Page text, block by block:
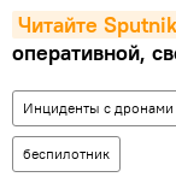
Читайте
оперативной,
Инциденты с дронами
беспилотник